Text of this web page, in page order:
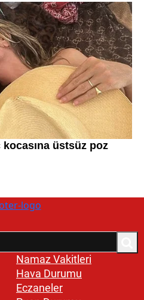
Namaz Vakitleri
Hava Durumu
Eczaneler